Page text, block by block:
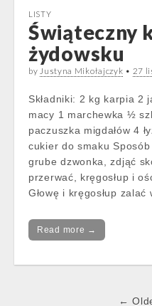
LISTY
Świąteczny
żydowsku
byJustyna Mikołajczyk • 27
Składniki: 2 kg karpia 2
macy 1 marchewka ½
paczuszka migdałów 4
cukier do smaku
grube dzwonka, zdjąć
przerwać, kręgosłup i
Głowę i kręgosłup
Read more →
←